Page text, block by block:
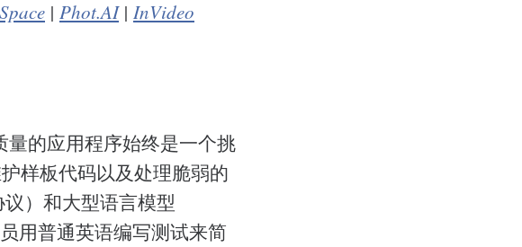
| Phot.AI| InVideo
的应用程序始终是一个挑
样板代码以及处理脆弱的
）和大型语言模型
用普通英语编写测试来简